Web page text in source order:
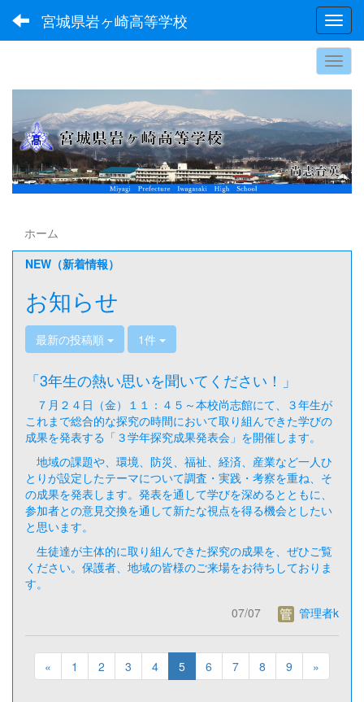
宮城県岩ヶ崎高等学校
ホーム
NEW（新着情報）
お知らせ
最新の投稿順 1件
「3年生の熱い思いを聞いてください！」
７月２４日（金）１１：４５～本校尚志館にて、３年生が
これまで総合的な探究の時間において取り組んできた学びの
成果を発表する「３学年探究成果発表会」を開催します。
地域の課題や、環境、防災、福祉、経済、産業など一人ひ
とりが設定したテーマについて調査・実践・考察を重ね、そ
の成果を発表します。発表を通して学びを深めるとともに、
参加者との意見交換を通して新たな視点を得る機会としたい
と思います。
生徒達が主体的に取り組んできた探究の成果を、ぜひご覧
ください。保護者、地域の皆様のご来場をお待ちしておりま
す。
07/07
管理者k
« 1 2 3 4 5 6 7 8 9 »